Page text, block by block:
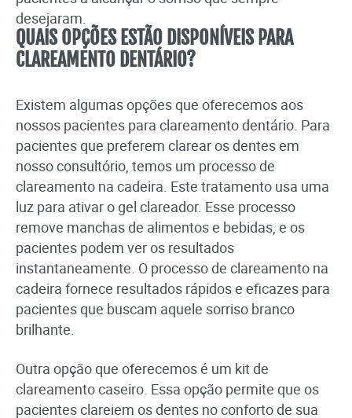
desejaram.
QUAIS OPÇÕES ESTÃO DISPONÍVEIS PARA
CLAREAMENTO DENTÁRIO?
Existem algumas opções que oferecemos aos
nossos pacientes para clareamento dentário. Para
pacientes que preferem clarear os dentes em
nosso consultório, temos um processo de
clareamento na cadeira. Este tratamento usa uma
luz para ativar o gel clareador. Esse processo
remove manchas de alimentos e bebidas, e os
pacientes podem ver os resultados
instantaneamente. O processo de clareamento na
cadeira fornece resultados rápidos e eficazes para
pacientes que buscam aquele sorriso branco
brilhante.
Outra opção que oferecemos é um kit de
clareamento caseiro. Essa opção permite que os
pacientes clareiem os dentes no conforto de sua